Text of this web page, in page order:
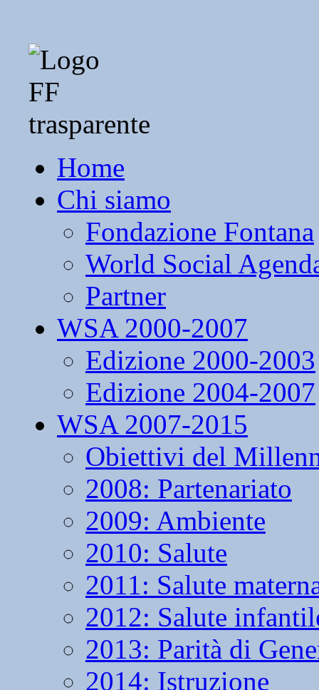
Home
Chi siamo
Fondazione Fontana
World Social
Partner
WSA 2000-2007
Edizione 2000-2003
Edizione 2004-2007
WSA 2007-2015
Obiettivi del
2008: Partenariato
2009: Ambiente
2010: Salute
2011: Salute
2012: Salute
2013: Parità di
2014: Istruzione